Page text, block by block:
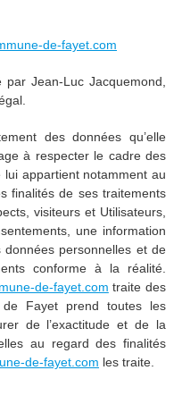
de-fayet.com
Jean-Luc Jacquemond,
des données qu’elle
à respecter le cadre des
appartient notamment au
finalités de ses traitements
visiteurs et Utilisateurs,
une information
personnelles et de
conforme à la réalité.
de-fayet.com traite des
de Fayet prend toutes les
de l’exactitude et de la
au regard des finalités
de-fayet.com les traite.